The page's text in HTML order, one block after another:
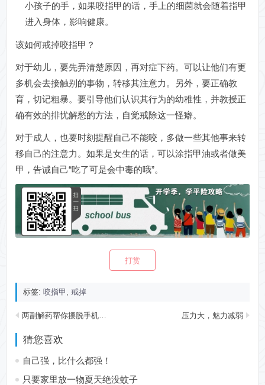
小孩子的手，如果咬指甲的话，手上的细菌就会随着指甲
进入身体，影响健康。
该如何戒掉咬指甲？
对于幼儿，要先弄清楚原因，再对症下药。可以让他们有更
多机会去接触别的事物，转移其注意力。另外，要正确教
育，切记粗暴。要引导他们认识其行为的幼稚性，并教授正
确有效的排忧解愁的方法，自觉戒除这一怪癖。
对于成人，也要时刻提醒自己不能咬，多做一些其他事来转
移自己的注意力。如果是女生的话，可以涂指甲油或者做美
甲，告诫自己“吃了可是会中毒的哦”。
打赏
标签:咬指甲 ,戒掉
两副解药帮你摆脱手机依赖症 压力大，魅力减弱
猜您喜欢
自己强，比什么都强！
只要家里放一物夏天绝没蚊子